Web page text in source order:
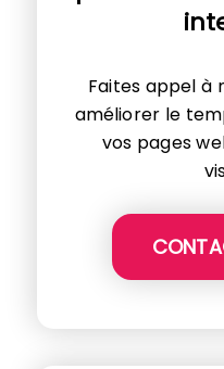
Faites appel à
améliorer le
vos pages